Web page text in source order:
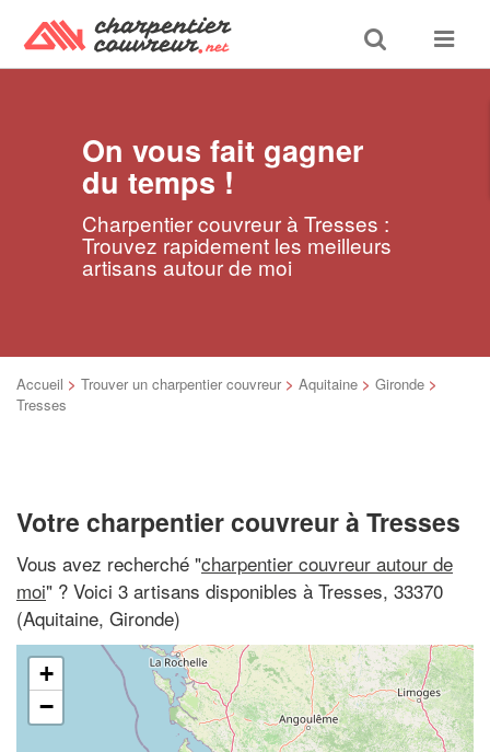
Toggle
search
Toggle
On vous fait gagner
du temps !
Charpentier couvreur à Tresses :
Trouvez rapidement les meilleurs
artisans autour de moi
Accueil > Trouver un charpentier couvreur > Aquitaine > Gironde >
Tresses
Votre charpentier couvreur à Tresses
Vous avez recherché "charpentier couvreur autour de
moi" ? Voici 3 artisans disponibles à Tresses, 33370
(Aquitaine, Gironde)
+
−